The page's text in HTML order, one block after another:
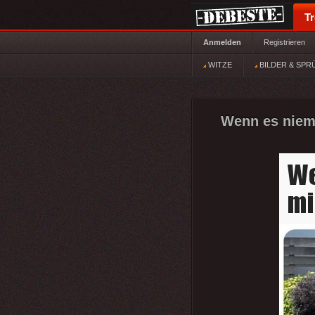
Anmelden Registrieren
WITZE BILDER &
Wenn es